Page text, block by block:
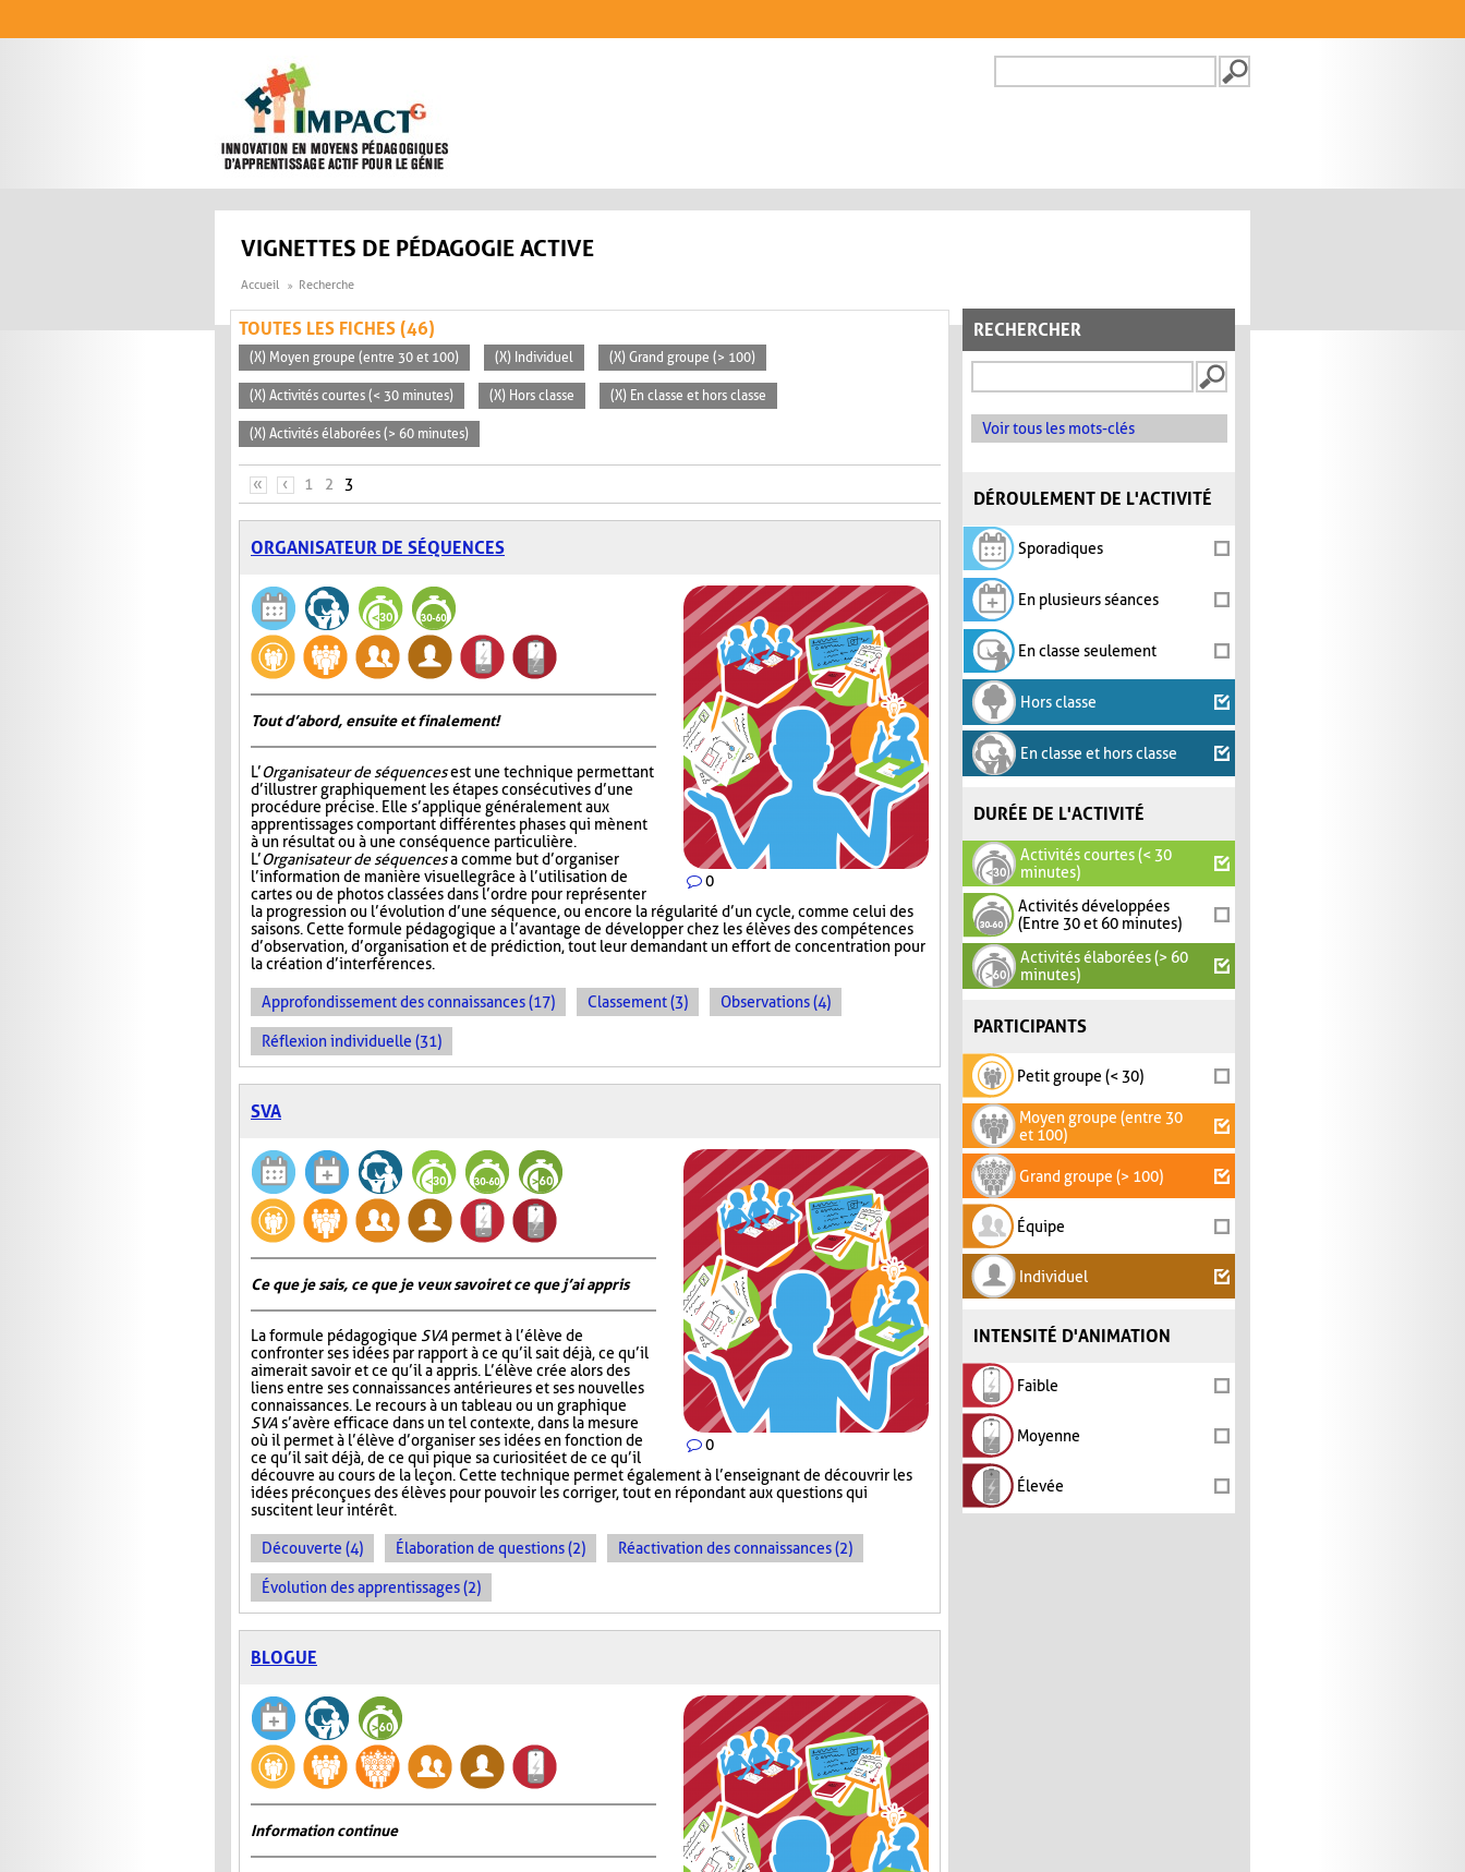
FORMULAIRE DE
VIGNETTES DE PÉDAGOGIE ACTIVE
Accueil Recherche
RECHERCHER
Voir tous les mots-clés
DÉROULEMENT DE L'ACTIVITÉ
Sporadiques
En plusieurs séances
En classe seulement
Hors classe
En classe et hors classe
DURÉE DE L'ACTIVITÉ
Activités courtes (< 30
minutes)
Activités développées
(Entre 30 et 60 minutes)
Activités élaborées (> 60
minutes)
PARTICIPANTS
Petit groupe (< 30)
Moyen groupe (entre 30
et 100)
Grand groupe (> 100)
Équipe
Individuel
INTENSITÉ D'ANIMATION
Faible
Moyenne
Élevée
TOUTES LES FICHES (46)
(X) Moyen groupe (entre 30 et 100) (X) Individuel (X) Grand groupe (> 100)
(X) Activités courtes (< 30 minutes) (X) Hors classe (X) En classe et hors classe
(X) Activités élaborées (> 60 minutes)
PAGES
« ‹ 1 2 3
ORGANISATEUR DE SÉQUENCES
0
Tout d’abord, ensuite et finalement!
L’Organisateur de séquencesest une technique permettant
d’illustrer graphiquement les étapes consécutives d’une
procédure précise. Elle s’applique généralement aux
apprentissages comportant différentes phases qui mènent
à un résultat ou à une conséquence particulière.
L’Organisateur de séquencesa comme but d’organiser
l’information de manière visuellegrâce à l’utilisation de
cartes ou de photos classées dans l’ordre pour représenter
la progression ou l’évolution d’une séquence, ou encore la régularité d’un cycle, comme celui des
saisons. Cette formule pédagogique a l’avantage de développer chez les élèves des compétences
d’observation, d’organisation et de prédiction, tout leur demandant un effort de concentration pour
la création d’interférences.
Approfondissement des connaissances (17) Classement (3) Observations (4)
Réflexion individuelle (31)
SVA
0
Ce que je sais, ce que je veux savoir et ce que j’ai appris
La formule pédagogique SVA permet à l’élève de
confronter ses idées par rapport à ce qu’il sait déjà, ce qu’il
aimerait savoir et ce qu’il a appris. L’élève crée alors des
liens entre ses connaissances antérieures et ses nouvelles
connaissances. Le recours à un tableau ou un graphique
SVAs’avère efficace dans un tel contexte, dans la mesure
où il permet à l’élève d’organiser ses idées en fonction de
ce qu’il sait déjà, de ce qui pique sa curiosité et de ce qu’il
découvre au cours de la leçon. Cette technique permet également à l’enseignant de découvrir les
idées préconçues des élèves pour pouvoir les corriger, tout en répondant aux questions qui
suscitent leur intérêt.
Découverte (4) Élaboration de questions (2) Réactivation des connaissances (2)
Évolution des apprentissages (2)
BLOGUE
Information continue